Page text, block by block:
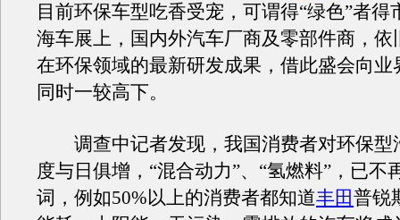
目前环保车型吃香受宠，可谓得“绿色”者得
海车展上，国内外汽车厂商及零部件商，依
在环保领域的最新研发成果，借此盛会向业
同时一较高下。
调查中记者发现，我国消费者对环保型
度与日俱增，“混合动力”、“氢燃料”，已不
词，例如50%以上的消费者都知道丰田普锐